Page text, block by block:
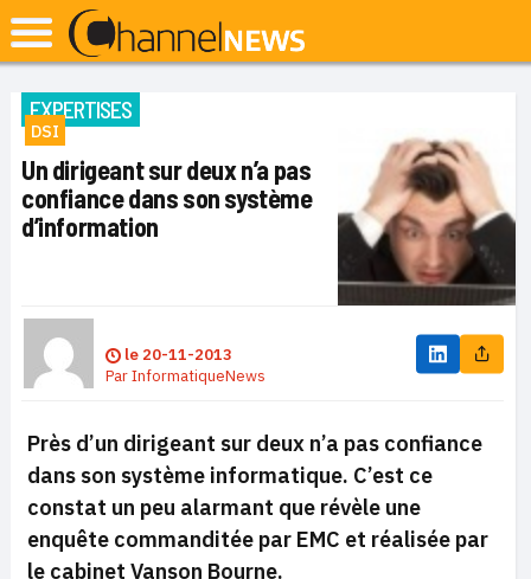
EXPERTISES
DSI
Un dirigeant sur deux n’a pas
confiance dans son système
d’information
le 20-11-2013
ParInformatiqueNews
Près d’un dirigeant sur deux n’a pas confiance
dans son système informatique. C’est ce
constat un peu alarmant que révèle une
enquête commanditée par EMC et réalisée par
le cabinet Vanson Bourne.